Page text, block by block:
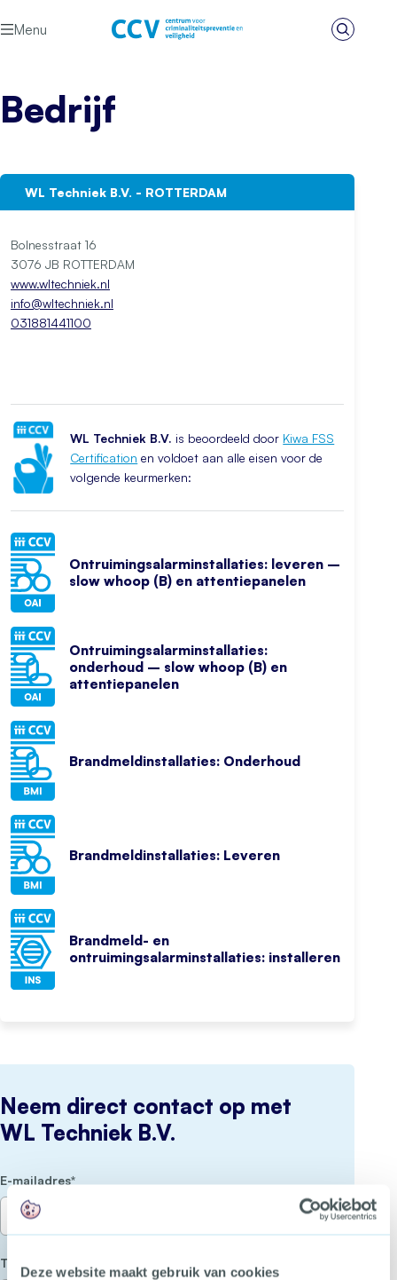
Deze website maakt gebruik van cookies
Menu
Zoeken
Bedrijf
Neem direct contact op met
WL Techniek B.V.
E-mailadres
Telefoon
WL Techniek B.V. - ROTTERDAM
Bolnesstraat 16
3076 JB ROTTERDAM
www.wltechniek.nl
info@wltechniek.nl
031881441100
WL Techniek B.V. is beoordeeld door Kiwa FSS
Certification en voldoet aan alle eisen voor de
volgende keurmerken:
Ontruimingsalarminstallaties: leveren –
slow whoop (B) en attentiepanelen
Ontruimingsalarminstallaties:
onderhoud – slow whoop (B) en
attentiepanelen
Brandmeldinstallaties: Onderhoud
Brandmeldinstallaties: Leveren
Brandmeld- en
ontruimingsalarminstallaties: installeren